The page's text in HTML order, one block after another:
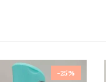
-25%